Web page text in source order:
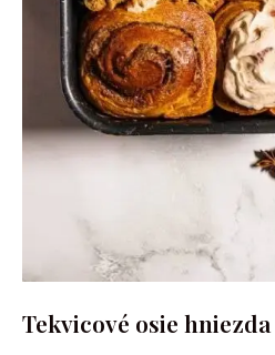
Tekvicové osie hniezda